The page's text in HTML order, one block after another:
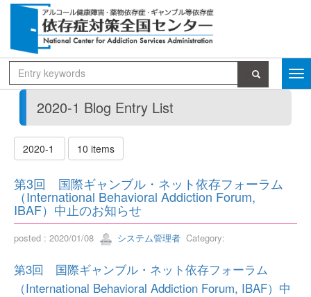
2020-1 Blog Entry List
2020-1 10 items
第3回 国際ギャンブル・ネット依存フォーラム
（International Behavioral Addiction Forum,
IBAF）中止のお知らせ
posted : 2020/01/08 システム管理者 Category:
第3回 国際ギャンブル・ネット依存フォーラム
（International Behavioral Addiction Forum, IBAF）中